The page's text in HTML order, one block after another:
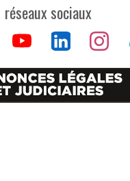
réseaux sociaux